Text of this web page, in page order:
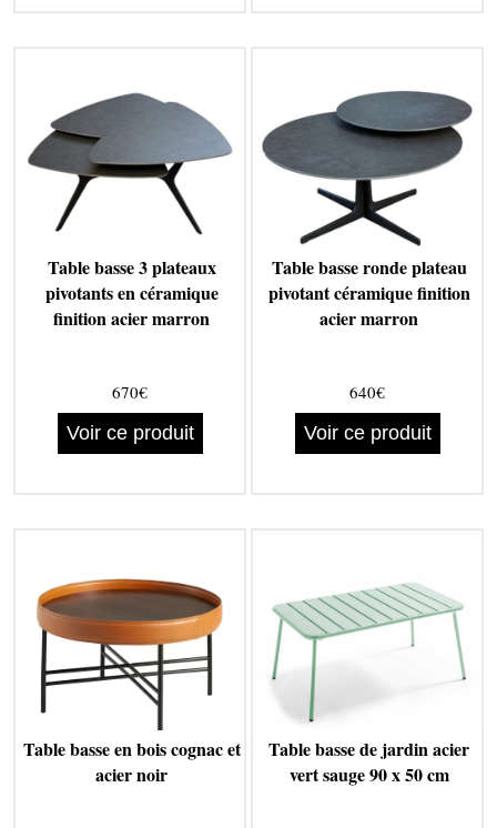
Table basse 3 plateaux
pivotants en céramique
finition acier marron
670€
Voir ce produit
Table basse ronde plateau
pivotant céramique finition
acier marron
640€
Voir ce produit
Table basse en bois cognac et
acier noir
Table basse de jardin acier
vert sauge 90 x 50 cm